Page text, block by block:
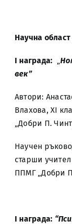
Научна
І награда: „
век”
Автори:
Влахова, XI
„Добри П.
Научен
старши
ППМГ „Добри
І награда: